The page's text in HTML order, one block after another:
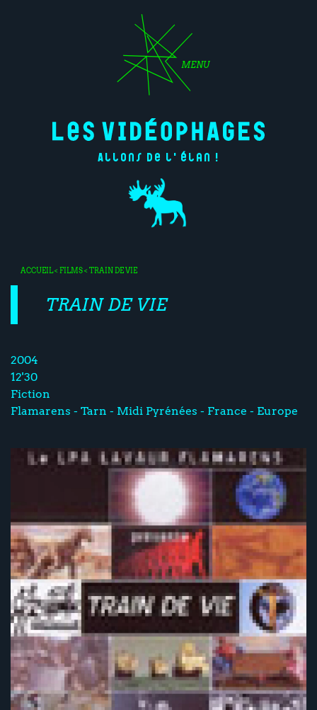
MENU
Allons de l'élan !
ACCUEIL< FILMS< TRAIN DE VIE
TRAIN DE VIE
2004
12'30
Fiction
Flamarens - Tarn - Midi Pyrénées - France - Europe